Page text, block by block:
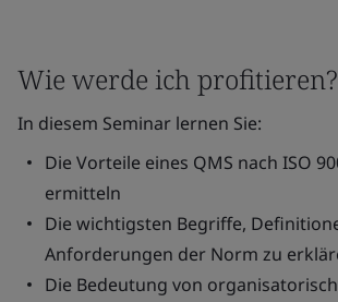
Wie werde ich profitieren?
In diesem Seminar lernen Sie:
Die Vorteile eines QMS nach ISO
ermitteln
Die wichtigsten Begriffe,
Anforderungen der Norm zu
Die Bedeutung von